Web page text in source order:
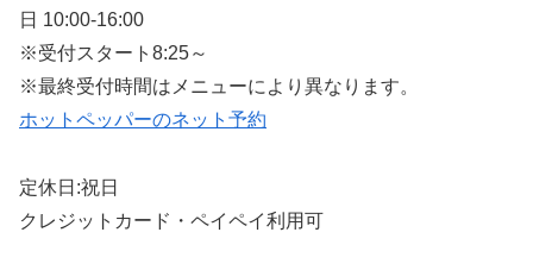
日 10:00-16:00
※受付スタート8:25～
※最終受付時間はメニューにより異なります。
ホットペッパーのネット予約
定休日:祝日
クレジットカード・ペイペイ利用可